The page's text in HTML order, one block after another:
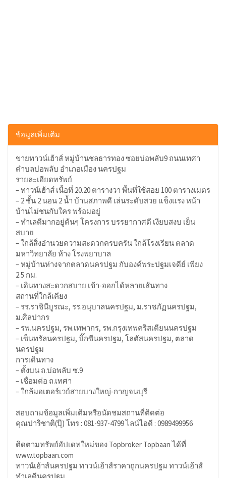
ข้อมูลเพิ่มเติม
ขายทาวน์เฮ้าส์ หมู่บ้านชลธารทอง ซอยบ่อพลับ9 ถนนเทศา
ตำบลบ่อพลับ อำเภอเมือง นครปฐม
รายละเอียดทรัพย์
– ทาวน์เฮ้าส์ เนื้อที่ 20.20 ตารางวา พื้นที่ใช้สอย 100 ตารางเมตร
– 2 ชั้น 2 นอน 2 น้ำ บ้านสภาพดี เล่นระดับสวย แข็งแรง หน้า
บ้านไม่ชนกับใคร พร้อมอยู่
– ทำเลดีมากอยู่ต้นๆ โครงการ บรรยากาศดี เงียบสงบ เย็น
สบาย
– ใกล้สิ่งอำนวยความสะดวกครบครัน ใกล้โรงเรียน ตลาด
มหาวิทยาลัย ห้าง โรงพยาบาล
– หมู่บ้านห่างจากตลาดนครปฐม กับองค์พระปฐมเจดีย์ เพียง
2.5 กม.
– เดินทางสะดวกสบาย เข้า-ออกได้หลายเส้นทาง
สถานที่ใกล้เคียง
– รร.ราชินีบูรณะ, รร.อนุบาลนครปฐม, ม.ราชภัฏนครปฐม,
ม.ศิลปากร
– รพ.นครปฐม, รพ.เทพากร, รพ.กรุงเทพคริสเตียนนครปฐม
– เซ็นทรัลนครปฐม, บิ๊กซีนครปฐม, โลตัสนครปฐม, ตลาด
นครปฐม
การเดินทาง
– ตั้งบน ถ.บ่อพลับ ซ.9
– เชื่อมต่อ ถ.เทศา
– ใกล้มอเตอร์เวย์สายบางใหญ่-กาญจนบุรี
สอบถามข้อมูลเพิ่มเติมหรือนัดชมสถานที่ติดต่อ
คุณปาริชาติ(ปุ๊) โทร : 081-937-4799 ไลน์ไอดี : 0989499956
ติดตามทรัพย์อัปเดทใหม่ของ Topbroker Topbaan ได้ที่
www.topbaan.com
ทาวน์เฮ้าส์นครปฐม ทาวน์เฮ้าส์ราคาถูกนครปฐม ทาวน์เฮ้าส์